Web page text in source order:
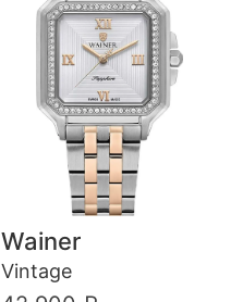
Wainer
Vintage